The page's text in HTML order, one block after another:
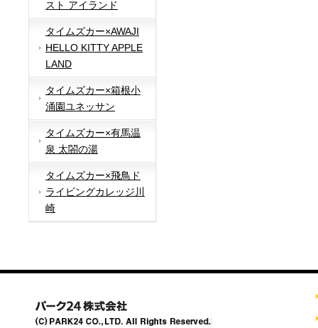
スト アイランド
タイムズカー×AWAJI
HELLO KITTY APPLE
LAND
タイムズカー×箱根小
涌園ユネッサン
タイムズカー×有馬温
泉 太閤の湯
タイムズカー×飛鳥ド
ライビングカレッジ川
崎